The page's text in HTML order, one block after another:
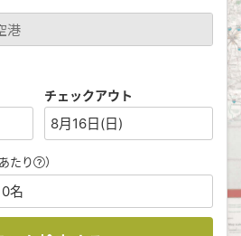
チェックアウト
8月16日(日)
たり ）
名